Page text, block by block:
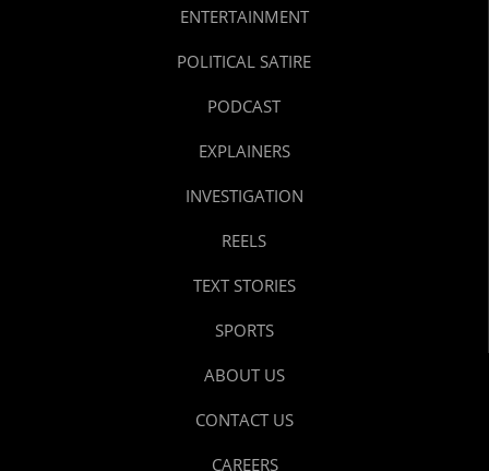
ENTERTAINMENT
POLITICAL SATIRE
PODCAST
EXPLAINERS
INVESTIGATION
REELS
TEXT STORIES
SPORTS
ABOUT US
CONTACT US
CAREERS